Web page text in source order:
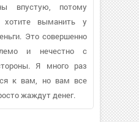
впустую, потому
выманить у
Это совершенно
и нечестно с
Я много раз
к вам, но вам все
жаждут денег.